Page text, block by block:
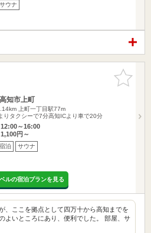
サウナ
お気に入
りに追加
知市上町
上町一丁目駅77m
りタクシーで7分高知ICより車で20分
～16:00
円～
宿泊 サウナ
ルの宿泊プランを見る
、ここを拠点として四万十から高知までを
よいところにあり、便利でした。 部屋、サ